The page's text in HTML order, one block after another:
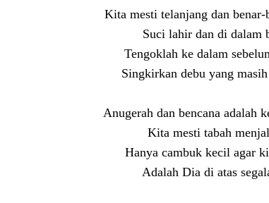
Kita mesti telanjang dan benar-
Suci lahir dan di dalam
Tengoklah ke dalam
Singkirkan debu yang
Anugerah dan bencana adalah
Kita mesti tabah
Hanya cambuk kecil agar
Adalah Dia di atas